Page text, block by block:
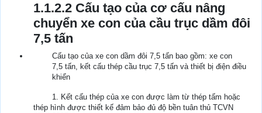
1.1.2.2 Cấu tạo của cơ cấu nâng
chuyển xe con của cầu trục dầm đôi
7,5 tấn
Cấu tạo của xe con dầm đôi 7,5 tấn bao gồm: xe con
7,5 tấn, kết cấu thép cầu trục 7,5 tấn và thiết bị điện điều
khiển
1. Kết cấu thép của xe con được làm từ thép tấm hoặc
thép hình được thiết kế đảm bảo đủ độ bền tuân thủ TCVN